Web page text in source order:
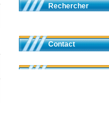
Rechercher
Contact